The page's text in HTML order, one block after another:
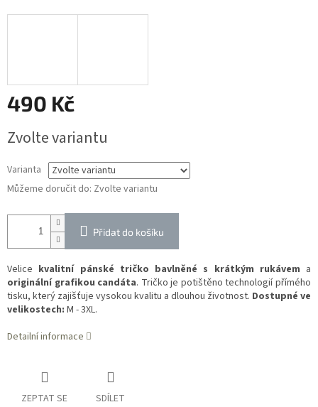
490 Kč
cena:
Zvolte variantu
Varianta
Můžeme doručit do: Zvolte variantu
Přidat do košíku
Velice kvalitní pánské tričko bavlněné s krátkým rukávem a
originální grafikou candáta. Tričko je potištěno technologií přímého
tisku, který zajišťuje vysokou kvalitu a dlouhou životnost. Dostupné ve
velikostech: M - 3XL.
Detailní informace
ZEPTAT SE SDÍLET